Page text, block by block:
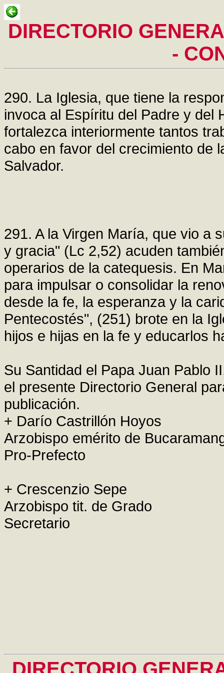
DIRECTORIO
-
290. La Iglesia, que tiene la
invoca al Espíritu del Padre y del
fortalezca interiormente tantos
cabo en favor del crecimiento de
Salvador.
291. A la Virgen María, que vio a
y gracia" (Lc 2,52) acuden
operarios de la catequesis. En
para impulsar o consolidar la
desde la fe, la esperanza y la
Pentecostés", (251) brote en la
hijos e hijas en la fe y educarlos
Su Santidad el Papa Juan Pablo
el presente Directorio General
publicación.
+ Darío Castrillón Hoyos
Arzobispo emérito de
Pro-Prefecto
+ Crescenzio Sepe
Arzobispo tit. de Grado
Secretario